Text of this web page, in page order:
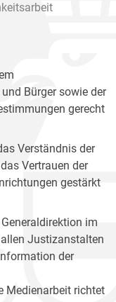
Bürger sowie der
gerecht
Verständnis der
Vertrauen der
gestärkt
im
Justizanstalten
der
Medienarbeit richtet